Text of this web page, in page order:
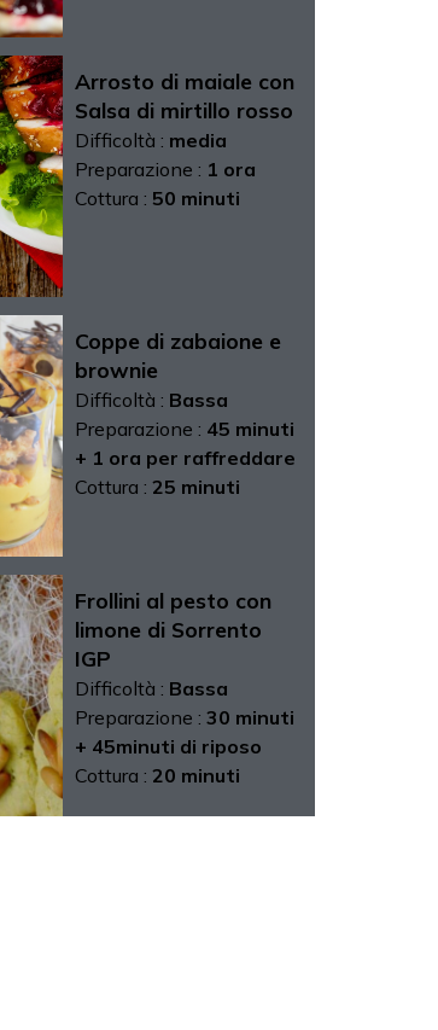
Arrosto di maiale con
Salsa di mirtillo rosso
Difficoltà : media
Preparazione : 1 ora
Cottura : 50 minuti
Coppe di zabaione e
brownie
Difficoltà : Bassa
Preparazione : 45 minuti
+ 1 ora per raffreddare
Cottura : 25 minuti
Frollini al pesto con
limone di Sorrento
IGP
Difficoltà : Bassa
Preparazione : 30 minuti
+ 45minuti di riposo
Cottura : 20 minuti